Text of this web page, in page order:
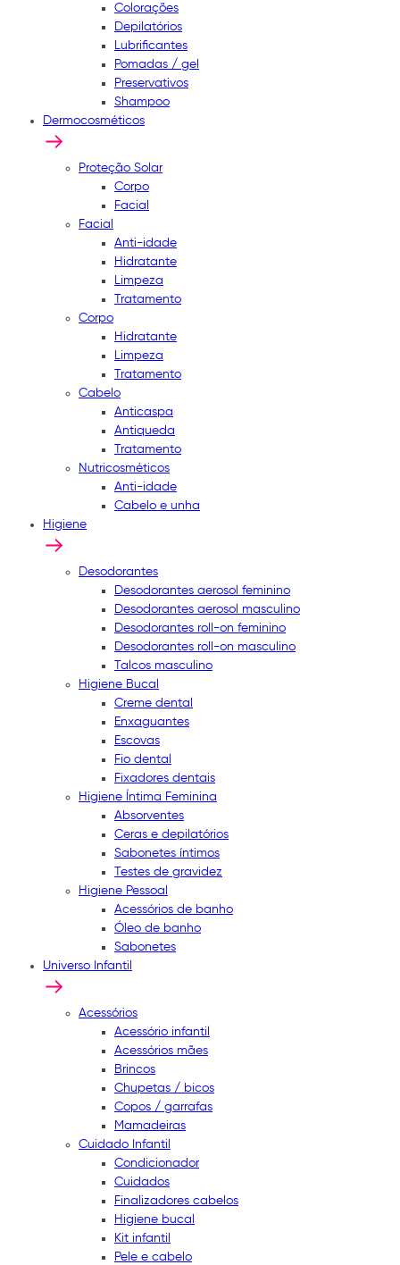
Colorações
Depilatórios
Lubrificantes
Pomadas / gel
Preservativos
Shampoo
Dermocosméticos
Proteção Solar
Corpo
Facial
Facial
Anti-idade
Hidratante
Limpeza
Tratamento
Corpo
Hidratante
Limpeza
Tratamento
Cabelo
Anticaspa
Antiqueda
Tratamento
Nutricosméticos
Anti-idade
Cabelo e unha
Higiene
Desodorantes
Desodorantes aerosol feminino
Desodorantes aerosol masculino
Desodorantes roll-on feminino
Desodorantes roll-on masculino
Talcos masculino
Higiene Bucal
Creme dental
Enxaguantes
Escovas
Fio dental
Fixadores dentais
Higiene Íntima Feminina
Absorventes
Ceras e depilatórios
Sabonetes íntimos
Testes de gravidez
Higiene Pessoal
Acessórios de banho
Óleo de banho
Sabonetes
Universo Infantil
Acessórios
Acessório infantil
Acessórios mães
Brincos
Chupetas / bicos
Copos / garrafas
Mamadeiras
Cuidado Infantil
Condicionador
Cuidados
Finalizadores cabelos
Higiene bucal
Kit infantil
Pele e cabelo